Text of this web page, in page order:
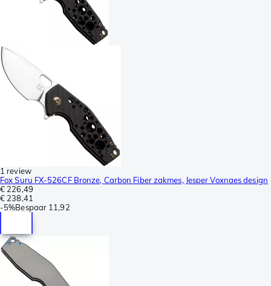
1 review
Fox Suru FX-526CF Bronze, Carbon Fiber zakmes, Jesper Voxnaes design
€ 226,49
€ 238,41
-5%Bespaar 11,92